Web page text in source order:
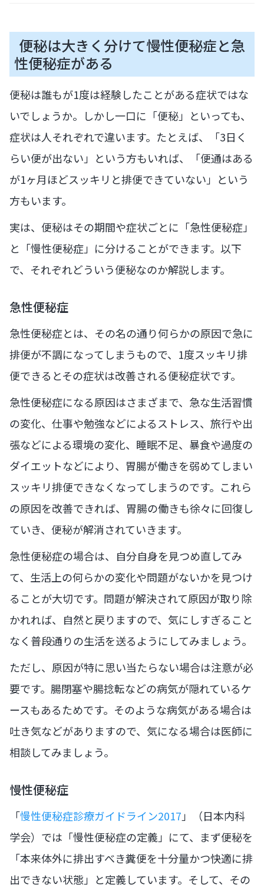
便秘は大きく分けて慢性便秘症と急
性便秘症がある
便秘は誰もが1度は経験したことがある症状ではな
いでしょうか。しかし一口に「便秘」といっても、
症状は人それぞれで違います。たとえば、「3日く
らい便が出ない」という方もいれば、「便通はある
が1ヶ月ほどスッキリと排便できていない」という
方もいます。
実は、便秘はその期間や症状ごとに「急性便秘症」
と「慢性便秘症」に分けることができます。以下
で、それぞれどういう便秘なのか解説します。
急性便秘症
急性便秘症とは、その名の通り何らかの原因で急に
排便が不調になってしまうもので、1度スッキリ排
便できるとその症状は改善される便秘症状です。
急性便秘症になる原因はさまざまで、急な生活習慣
の変化、仕事や勉強などによるストレス、旅行や出
張などによる環境の変化、睡眠不足、暴食や過度の
ダイエットなどにより、胃腸が働きを弱めてしまい
スッキリ排便できなくなってしまうのです。これら
の原因を改善できれば、胃腸の働きも徐々に回復し
ていき、便秘が解消されていきます。
急性便秘症の場合は、自分自身を見つめ直してみ
て、生活上の何らかの変化や問題がないかを見つけ
ることが大切です。問題が解決されて原因が取り除
かれれば、自然と戻りますので、気にしすぎること
なく普段通りの生活を送るようにしてみましょう。
ただし、原因が特に思い当たらない場合は注意が必
要です。腸閉塞や腸捻転などの病気が隠れているケ
ースもあるためです。そのような病気がある場合は
吐き気などがありますので、気になる場合は医師に
相談してみましょう。
慢性便秘症
「慢性便秘症診療ガイドライン2017 」（日本内科
学会）では「慢性便秘症の定義」にて、まず便秘を
「本来体外に排出すべき糞便を十分量かつ快適に排
出できない状態」と定義しています。そして、その